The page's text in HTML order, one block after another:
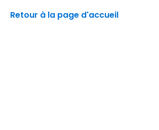
Retour à la page d'accueil